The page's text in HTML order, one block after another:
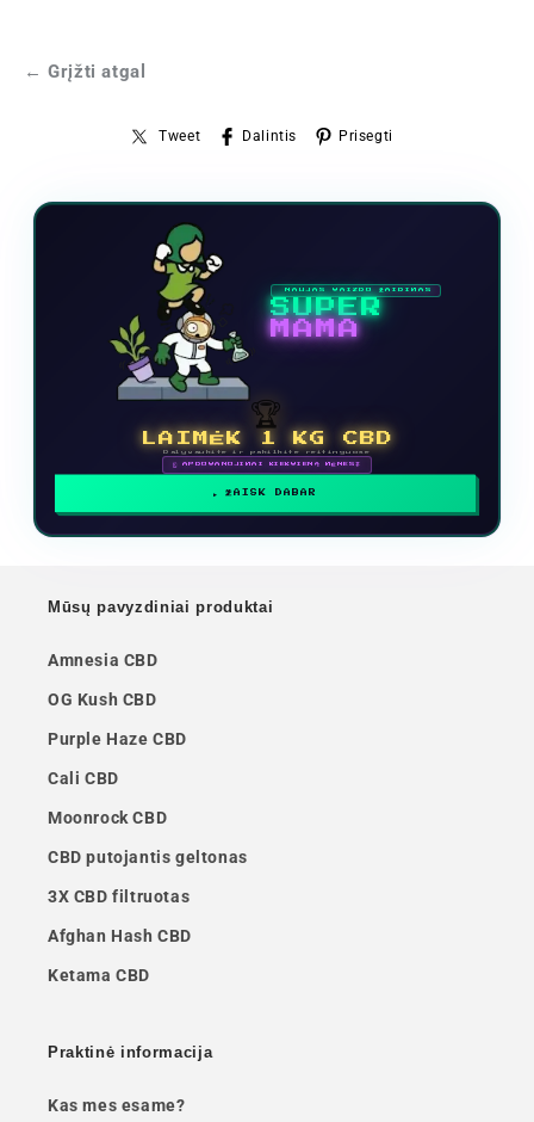
← Grįžti atgal
Tweet Dalintis Prisegti
NAUJAS VAIZDO ŽAIDIMAS
SUPER
MAMA
🏆
LAIMĖK 1 KG CBD
Dalyvaukite ir pakilkite reitinguose
🗓 APDOVANOJIMAI KIEKVIENĄ MĖNESĮ
ŽAISK DABAR
Mūsų pavyzdiniai produktai
Amnesia CBD
OG Kush CBD
Purple Haze CBD
Cali CBD
Moonrock CBD
CBD putojantis geltonas
3X CBD filtruotas
Afghan Hash CBD
Ketama CBD
Praktinė informacija
Kas mes esame?